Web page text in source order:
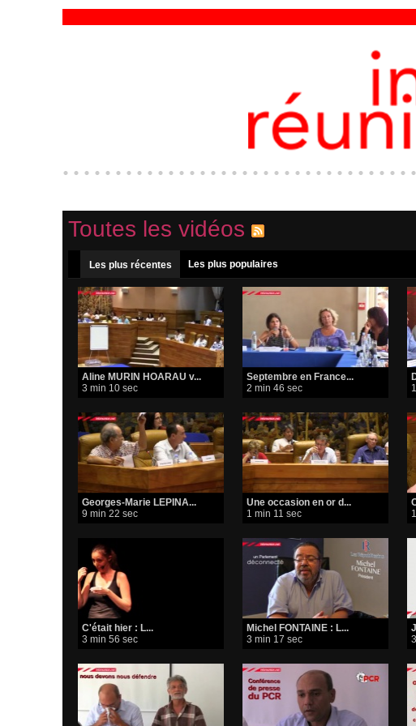
Toutes les vidéos
Les plus récentes Les plus populaires
Aline MURIN HOARAU v...
3 min 10 sec
Septembre en France...
2 min 46 sec
Georges-Marie LEPINA...
9 min 22 sec
Une occasion en or d...
1 min 11 sec
C'était hier : L...
3 min 56 sec
Michel FONTAINE : L...
3 min 17 sec